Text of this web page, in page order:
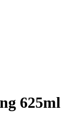
625ml